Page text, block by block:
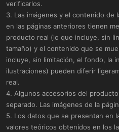
verificarlos.
3. Las imágenes y el contenido de
en las páginas anteriores tienen
producto real (lo que incluye, sin
tamaño) y el contenido que se
incluye, sin limitación, el fondo, la
ilustraciones) pueden diferir
real.
4. Algunos accesorios del
separado. Las imágenes de la
5. Los datos que se presentan en
valores teóricos obtenidos en los